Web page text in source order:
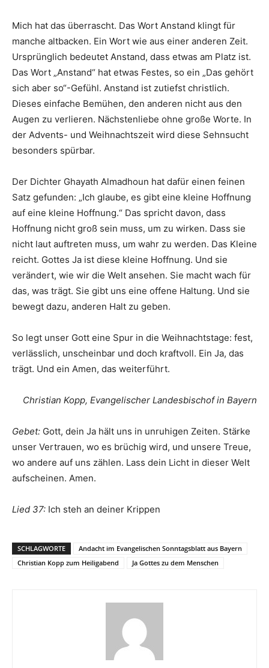
Mich hat das überrascht. Das Wort Anstand klingt für
manche altbacken. Ein Wort wie aus einer anderen Zeit.
Ursprünglich bedeutet Anstand, dass etwas am Platz ist.
Das Wort „Anstand“ hat etwas Festes, so ein „Das gehört
sich aber so“-Gefühl. Anstand ist zutiefst christlich.
Dieses einfache Bemühen, den anderen nicht aus den
Augen zu verlieren. Nächstenliebe ohne große Worte. In
der Advents- und Weihnachtszeit wird diese Sehnsucht
besonders spürbar.
Der Dichter Ghayath Almadhoun hat dafür einen feinen
Satz gefunden: „Ich glaube, es gibt eine kleine Hoffnung
auf eine kleine Hoffnung.“ Das spricht davon, dass
Hoffnung nicht groß sein muss, um zu wirken. Dass sie
nicht laut auftreten muss, um wahr zu werden. Das Kleine
reicht. Gottes Ja ist diese kleine Hoffnung. Und sie
verändert, wie wir die Welt ansehen. Sie macht wach für
das, was trägt. Sie gibt uns eine offene Haltung. Und sie
bewegt dazu, anderen Halt zu geben.
So legt unser Gott eine Spur in die Weihnachtstage: fest,
verlässlich, unscheinbar und doch kraftvoll. Ein Ja, das
trägt. Und ein Amen, das weiterführt.
Christian Kopp, Evangelischer Landesbischof in Bayern
Gebet: Gott, dein Ja hält uns in unruhigen Zeiten. Stärke
unser Vertrauen, wo es brüchig wird, und unsere Treue,
wo andere auf uns zählen. Lass dein Licht in dieser Welt
aufscheinen. Amen.
Lied 37: Ich steh an deiner Krippen
SCHLAGWORTE
Andacht im Evangelischen Sonntagsblatt aus Bayern
Christian Kopp zum Heiligabend
Ja Gottes zu dem Menschen